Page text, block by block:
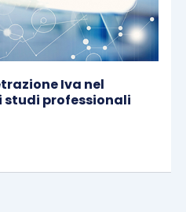
Iva nel
professionali